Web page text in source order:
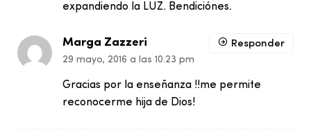
expandiendo la LUZ. Bendiciónes.
Marga Zazzeri
29 mayo, 2016 a las 10:23 pm
Gracias por la enseñanza !!me permite
reconocerme hija de Dios!
Responder